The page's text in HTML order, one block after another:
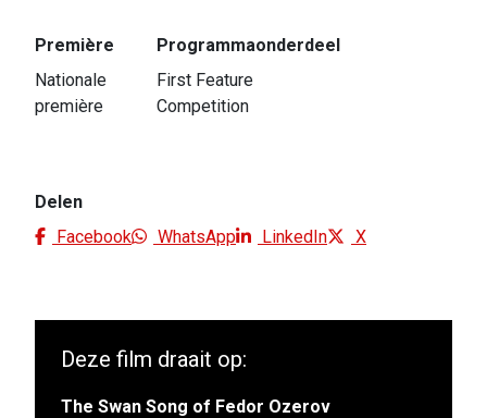
Première
Nationale
première
Programmaonderdeel
First Feature
Competition
Delen
Facebook
WhatsApp LinkedIn X
Deze film draait op:
The Swan Song of Fedor Ozerov